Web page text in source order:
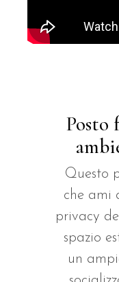
Posto
Questo
che ami
privacy
spazio
un